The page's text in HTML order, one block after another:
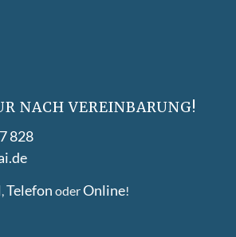
NACH VEREINBARUNG!
828
,Telefon oderOnline!